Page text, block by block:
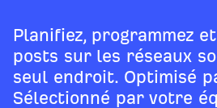
Planifiez, programmez
posts sur les réseaux
seul endroit. Optimisé
Sélectionné par votre